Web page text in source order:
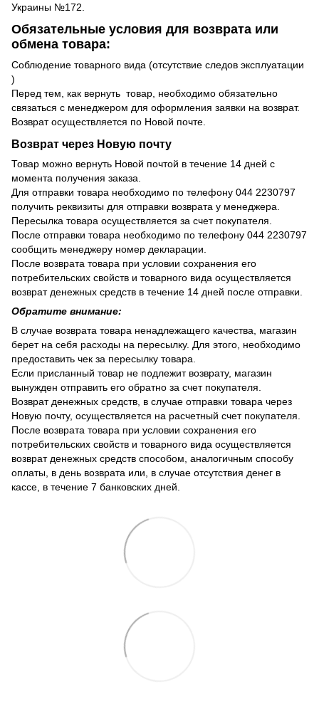
Украины №172.
Обязательные условия для возврата или
обмена товара:
Соблюдение товарного вида (отсутствие следов эксплуатации
)
Перед тем, как вернуть товар, необходимо обязательно
связаться с менеджером для оформления заявки на возврат.
Возврат осуществляется по Новой почте.
Возврат через Новую почту
Товар можно вернуть Новой почтой в течение 14 дней с
момента получения заказа.
Для отправки товара необходимо по телефону 044 2230797
получить реквизиты для отправки возврата у менеджера.
Пересылка товара осуществляется за счет покупателя.
После отправки товара необходимо по телефону 044 2230797
сообщить менеджеру номер декларации.
После возврата товара при условии сохранения его
потребительских свойств и товарного вида осуществляется
возврат денежных средств в течение 14 дней после отправки.
Обратите внимание:
В случае возврата товара ненадлежащего качества, магазин
берет на себя расходы на пересылку. Для этого, необходимо
предоставить чек за пересылку товара.
Если присланный товар не подлежит возврату, магазин
вынужден отправить его обратно за счет покупателя.
Возврат денежных средств, в случае отправки товара через
Новую почту, осуществляется на расчетный счет покупателя.
После возврата товара при условии сохранения его
потребительских свойств и товарного вида осуществляется
возврат денежных средств способом, аналогичным способу
оплаты, в день возврата или, в случае отсутствия денег в
кассе, в течение 7 банковских дней.